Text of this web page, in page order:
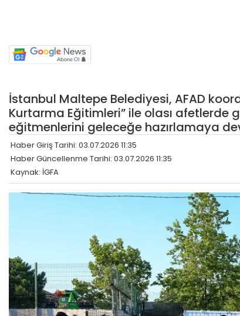
İstanbul Maltepe Belediyesi, AFAD
Kurtarma Eğitimleri” ile olası
eğitmenlerini geleceğe hazırlamaya
Haber Giriş Tarihi: 03.07.2026 11:35
Haber Güncellenme Tarihi: 03.07.2026 11:35
Kaynak: İGFA